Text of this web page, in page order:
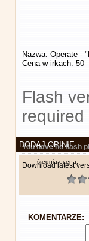
Nazwa: Operate -
Cena w irkach: 50
Flash
required
You have no flash
Download latest
DODAJ OPINIĘ
średnia ocena:
KOMENTARZE: